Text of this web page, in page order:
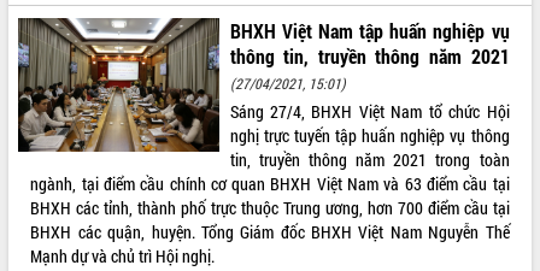
Đắk Lắk công bố Quy hoạch và xúc
tiến đầu tư tỉnh
Ngành cá ngừ Đắk Lắk chủ động thích
ứng để giữ vững thị trường xuất khẩu
Diễn đàn Kinh tế tư nhân Việt Nam đột
phá cơ chế - Hợp tác công tư
Đề án 06 tạo bước ngoặt đột phá trong
cải cách hành chính tỉnh Đắk Lắk
Kết nối tour, đẩy mạnh chuyển đổi số
để phát triển du lịch Đắk Lắk
BHXH Việt Nam tập huấn nghiệp vụ
thông tin, truyền thông năm 2021
(27/04/2021, 15:01)
Sáng 27/4, BHXH Việt Nam tổ chức Hội
nghị trực tuyến tập huấn nghiệp vụ thông
tin, truyền thông năm 2021 trong toàn
ngành, tại điểm cầu chính cơ quan BHXH Việt Nam và 63 điểm cầu tại
BHXH các tỉnh, thành phố trực thuộc Trung ương, hơn 700 điểm cầu tại
BHXH các quận, huyện. Tổng Giám đốc BHXH Việt Nam Nguyễn Thế
Mạnh dự và chủ trì Hội nghị.